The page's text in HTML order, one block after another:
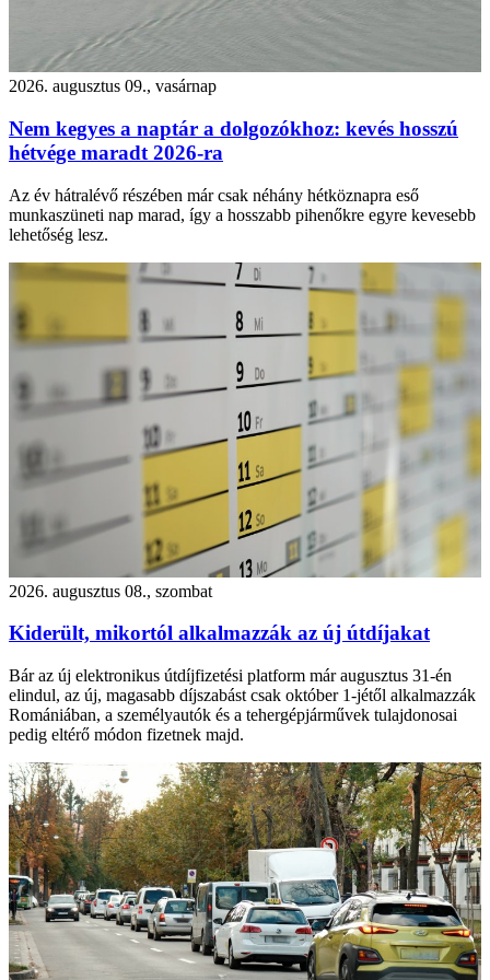
2026. augusztus 09., vasárnap
Nem kegyes a naptár a dolgozókhoz: kevés hosszú
hétvége maradt 2026-ra
Az év hátralévő részében már csak néhány hétköznapra eső
munkaszüneti nap marad, így a hosszabb pihenőkre egyre kevesebb
lehetőség lesz.
2026. augusztus 08., szombat
Kiderült, mikortól alkalmazzák az új útdíjakat
Bár az új elektronikus útdíjfizetési platform már augusztus 31-én
elindul, az új, magasabb díjszabást csak október 1-jétől alkalmazzák
Romániában, a személyautók és a tehergépjárművek tulajdonosai
pedig eltérő módon fizetnek majd.